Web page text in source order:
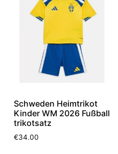
Schweden Heimtrikot
Kinder WM 2026 Fußball
trikotsatz
€34.00